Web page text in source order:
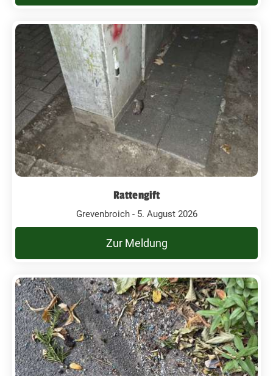
Rattengift
Grevenbroich - 5. August 2026
Zur Meldung